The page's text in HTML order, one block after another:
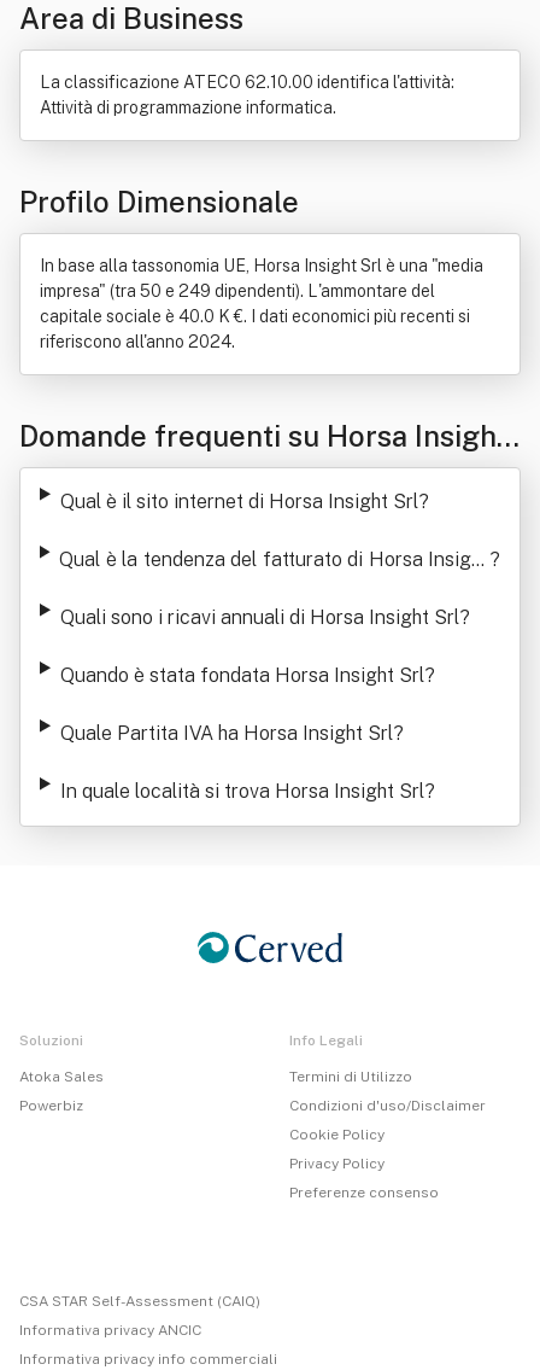
Compravendita
Dato
Distribuzione commerciale
Area di Business
La classificazione ATECO 62.10.00 identifica l'attività:
Attività di programmazione informatica.
Profilo Dimensionale
In base alla tassonomia UE, Horsa Insight Srl è una "media
impresa" (tra 50 e 249 dipendenti). L'ammontare del
capitale sociale è 40.0 K €. I dati economici più recenti si
riferiscono all'anno 2024.
Domande frequenti su Horsa Insight
Srl
Qual è il sito internet di Horsa Insight Srl?
Qual è la tendenza del fatturato di Horsa Insight ?
Quali sono i ricavi annuali di Horsa Insight Srl?
Quando è stata fondata Horsa Insight Srl?
Quale Partita IVA ha Horsa Insight Srl?
In quale località si trova Horsa Insight Srl?
Soluzioni
Atoka Sales
Powerbiz
Info Legali
Termini di Utilizzo
Condizioni d'uso/Disclaimer
Cookie Policy
Privacy Policy
Preferenze consenso
CSA STAR Self-Assessment (CAIQ)
Informativa privacy ANCIC
Informativa privacy info commerciali